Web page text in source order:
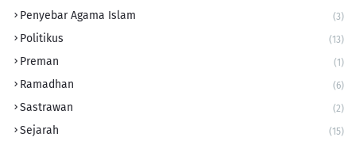
Penyebar Agama Islam (3)
Politikus (13)
Preman (1)
Ramadhan (6)
Sastrawan (2)
Sejarah (15)